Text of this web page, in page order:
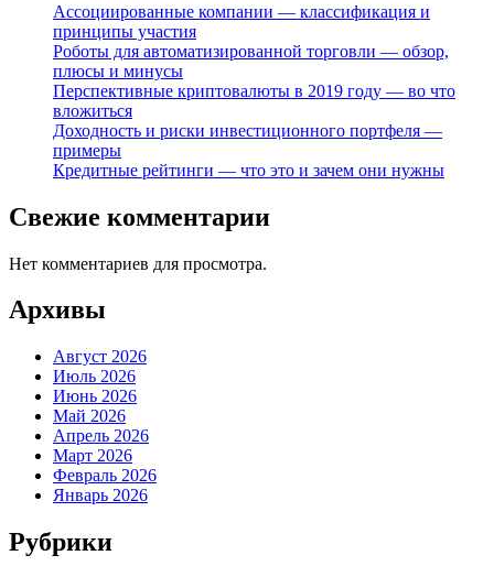
Ассоциированные компании — классификация и
принципы участия
Роботы для автоматизированной торговли — обзор,
плюсы и минусы
Перспективные криптовалюты в 2019 году — во что
вложиться
Доходность и риски инвестиционного портфеля —
примеры
Кредитные рейтинги — что это и зачем они нужны
Свежие комментарии
Нет комментариев для просмотра.
Архивы
Август 2026
Июль 2026
Июнь 2026
Май 2026
Апрель 2026
Март 2026
Февраль 2026
Январь 2026
Рубрики